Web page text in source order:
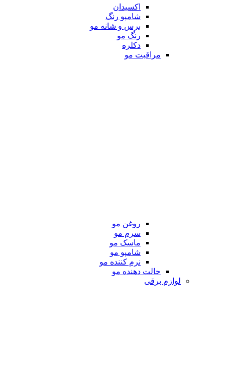
اکسیدان
شامپو رنگ
برس و شانه مو
رنگ مو
دکلره
مراقبت مو
روغن مو
سرم مو
ماسک مو
شامپو مو
نرم کننده مو
حالت دهنده مو
لوازم برقی